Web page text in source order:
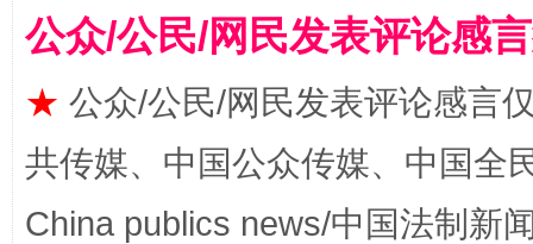
公众/公民/网民发表评论感
★ 公众/公民/网民发表评论感言
共传媒、中国公众传媒、中国全
China publics news/中国法制新